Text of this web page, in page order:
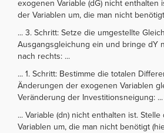
exogenen Variable (dG) nicht enthalten
der Variablen um, die man nicht
... 3. Schritt: Setze die umgestellte
Ausgangsgleichung ein und bringe dY
nach rechts: ...
... 1. Schritt: Bestimme die totalen
Änderungen der exogenen Variablen
Veränderung der Investitionsneigung: ...
... Variable (dn) nicht enthalten ist.
Variablen um, die man nicht benötigt